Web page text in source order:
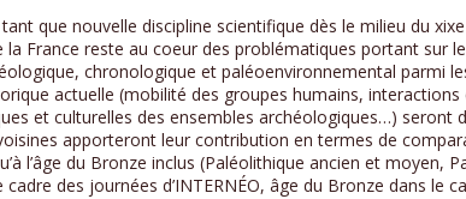
que nouvelle discipline scientifique dès le milieu du xixe
France reste au coeur des problématiques portant sur
chronologique et paléoenvironnemental parmi
actuelle (mobilité des groupes humains,
et culturelles des ensembles archéologiques…) seront
apporteront leur contribution en termes de
l’âge du Bronze inclus (Paléolithique ancien et moyen,
des journées d’INTERNÉO, âge du Bronze dans le